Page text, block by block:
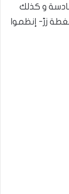
و كذلك
زرّ- إنظموا